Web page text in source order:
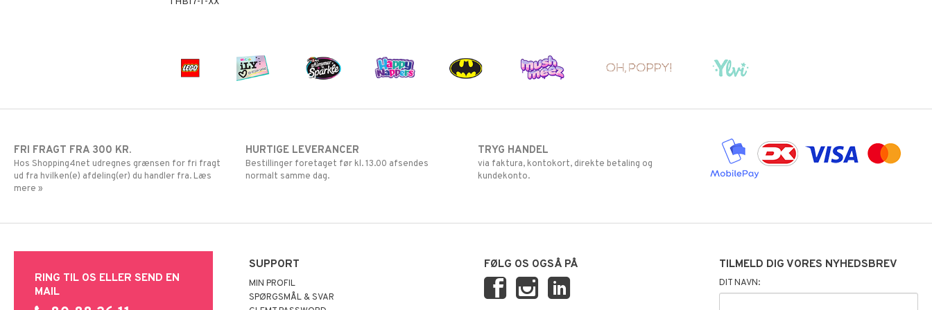
FRI FRAGT FRA 300 KR.
Hos Shopping4net udregnes grænsen for fri fragt
ud fra hvilken(e) afdeling(er) du handler fra. Læs
mere »
HURTIGE LEVERANCER
Bestillinger foretaget før kl. 13.00 afsendes
normalt samme dag.
TRYG HANDEL
via faktura, kontokort, direkte betaling og
kundekonto.
RING TIL OS ELLER SEND EN
MAIL
SUPPORT
MIN PROFIL
SPØRGSMÅL & SVAR
FØLG OS OGSÅ PÅ TILMELD DIG VORES NYHEDSBREV
DIT NAVN: